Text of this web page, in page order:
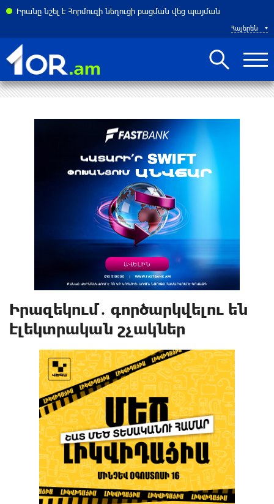
Իրանը նշել է Հորմուզի նեղուցի բացման վեց պայման
Հայերեն
Իրազեկում․ գործարկվելու են
էլեկտրական շչակներ